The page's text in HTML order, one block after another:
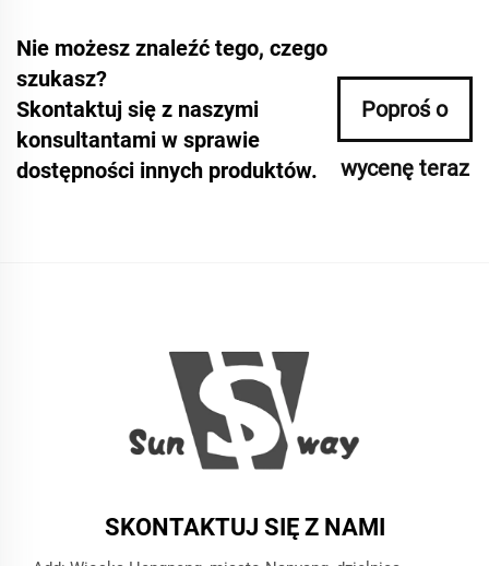
Nie możesz znaleźć tego, czego
szukasz?
Skontaktuj się z naszymi
konsultantami w sprawie
dostępności innych produktów.
Poproś o
wycenę teraz
SKONTAKTUJ SIĘ Z NAMI